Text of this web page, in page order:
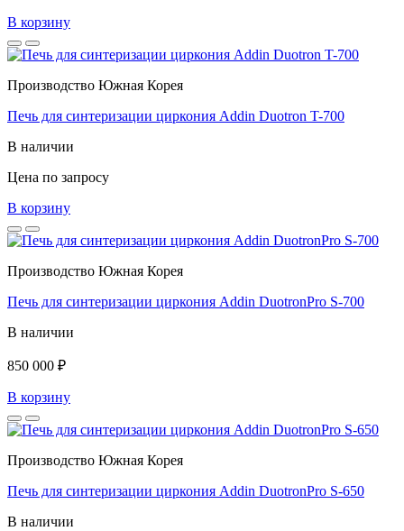
В корзину
Производство Южная Корея
Печь для синтеризации циркония Addin Duotron T-700
В наличии
Цена по запросу
В корзину
Производство Южная Корея
Печь для синтеризации циркония Addin DuotronPro S-700
В наличии
850 000 ₽
В корзину
Производство Южная Корея
Печь для синтеризации циркония Addin DuotronPro S-650
В наличии